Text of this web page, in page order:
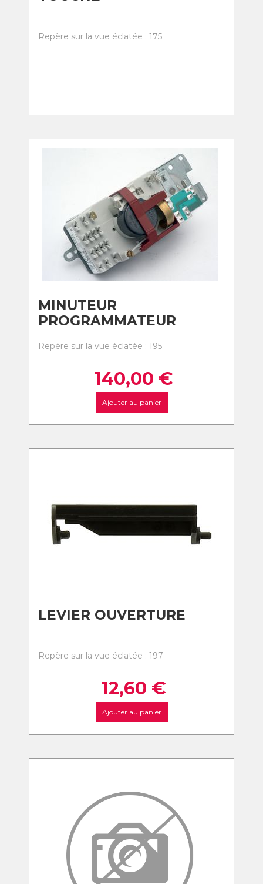
Repère sur la vue éclatée : 175
MINUTEUR
PROGRAMMATEUR
Repère sur la vue éclatée : 195
140,00 €
Ajouter au panier
LEVIER OUVERTURE
Repère sur la vue éclatée : 197
12,60 €
Ajouter au panier